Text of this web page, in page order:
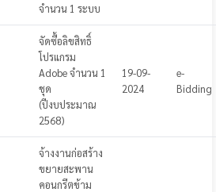
จำนวน 1 ระบบ
จัดซื้อลิขสิทธิ์
โปรแกรม
Adobe จำนวน 1
ชุด
(ปีงบประมาณ
2568)
19-09-
2024
e-
Bidding
จ้างงานก่อสร้าง
ขยายสะพาน
คอนกรีตข้าม